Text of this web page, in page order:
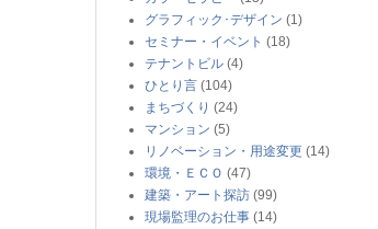
グラフィック･デザイン (1)
セミナー・イベント (18)
テナントビル (4)
ひとり言 (104)
まちづくり (24)
マンション (5)
リノベーション・用途変更 (14)
環境・ＥＣＯ (47)
建築・アート探訪 (99)
現場監理のお仕事 (14)